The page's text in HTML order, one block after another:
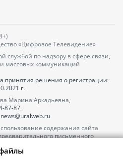
«Цифровое Телевидение»
службой по надзору в сфере связи,
массовых коммуникаций
принятия решения о регистрации:
г.
Марина Аркадьевна,
87-87,
news@uralweb.ru
содержания сайта
письменного
обращайтесь по тел.